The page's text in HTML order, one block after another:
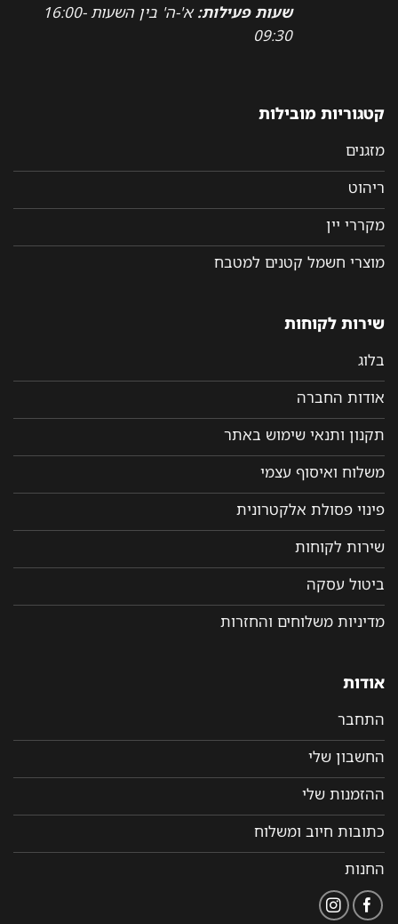
שעות פעילות:
א'-ה' בין השעות 16:00-
09:30
קטגוריות מובילות
מזגנים
ריהוט
מקררי יין
מוצרי חשמל קטנים למטבח
שירות לקוחות
בלוג
אודות החברה
תקנון ותנאי שימוש באתר
משלוח ואיסוף עצמי
פינוי פסולת אלקטרונית
שירות לקוחות
ביטול עסקה
מדיניות משלוחים והחזרות
אודות
התחבר
החשבון שלי
ההזמנות שלי
כתובות חיוב ומשלוח
החנות